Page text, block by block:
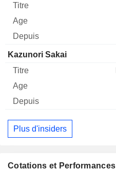
Cotations et Performances
Kazunori Sakai
Plus d'insiders